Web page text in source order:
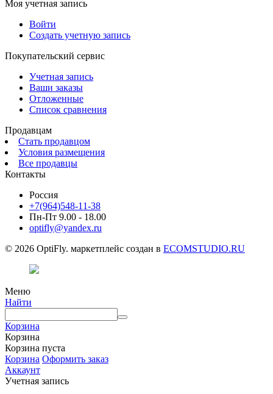
Моя учетная запись
Войти
Создать учетную запись
Покупательский сервис
Учетная запись
Ваши заказы
Отложенные
Список сравнения
Продавцам
Стать продавцом
Условия размещения
Все продавцы
Контакты
Россия
+7(964)548-11-38
Пн-Пт 9.00 - 18.00
optifly@yandex.ru
© 2026 OptiFly. маркетплейс создан в ECOMSTUDIO.RU
Меню
Найти
Корзина
Корзина
Корзина пуста
Корзина Оформить заказ
Аккаунт
Учетная запись